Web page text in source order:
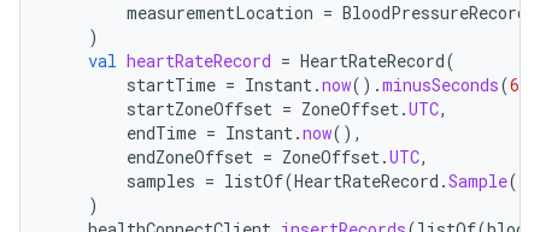
measurementLocation = BloodPressureRecord
)
val heartRateRecord = HeartRateRecord(
startTime = Instant.now().minusSeconds(60
startZoneOffset = ZoneOffset.UTC,
endTime = Instant.now(),
endZoneOffset = ZoneOffset.UTC,
samples = listOf(HeartRateRecord .Sample(
)